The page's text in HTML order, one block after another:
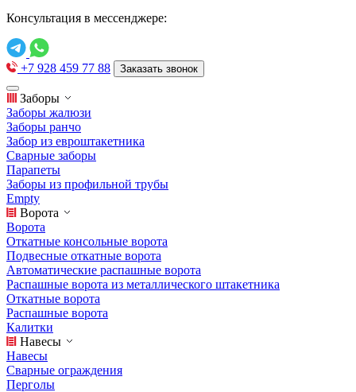
Консультация в мессенджере:
+7 928 459 77 88 Заказать звонок
Заборы
Заборы жалюзи
Заборы ранчо
Забор из евроштакетника
Сварные заборы
Парапеты
Заборы из профильной трубы
Empty
Ворота
Ворота
Откатные консольные ворота
Подвесные откатные ворота
Автоматические распашные ворота
Распашные ворота из металлического штакетника
Откатные ворота
Распашные ворота
Калитки
Навесы
Навесы
Сварные ограждения
Перголы